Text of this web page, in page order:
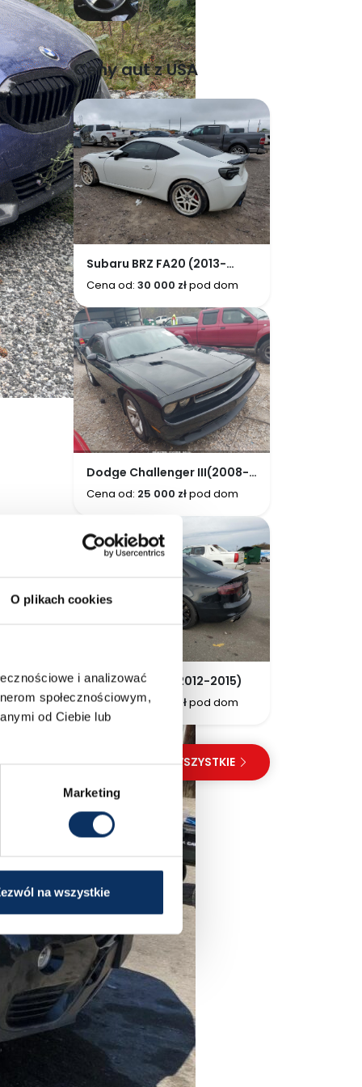
O plikach cookies
i analizować
społecznościowym,
od Ciebie lub
Marketing
na wszystkie
luksusowe sedany
Ceny aut z USA
Subaru BRZ FA20 (2013-
Cena od: 30 000 złpod dom
Dodge Challenger III(2008-
Cena od: 25 000 złpod dom
AUDI S4 B8 LCI (2012-2015)
Cena od:35 000 złpod dom
PRZEGLĄDAJ WSZYSTKIE